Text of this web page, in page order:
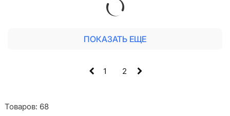
ПОКАЗАТЬ ЕЩЕ
1 2
Товаров: 68